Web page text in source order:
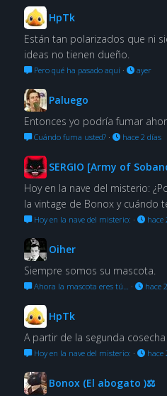
HpTk
Están tan polarizados que ni
ideas no tienen dueño.
Pero qué ha pasado aquí· ayer
Paluego
Entonces yo podría fumar
Cuándo fuma usted?· hace 2 días
SERGIO [Army of
Hoy en la nave del misterio:
la vintage de Bonox y cuándo
Hoy en la nave del misterio: · hace
Oiher
Siempre somos su mascota.
Ahora la mascota eres tú… · hace
HpTk
A partir de la segunda
Hoy en la nave del misterio: · hace
Bonox (El abogato )⚖